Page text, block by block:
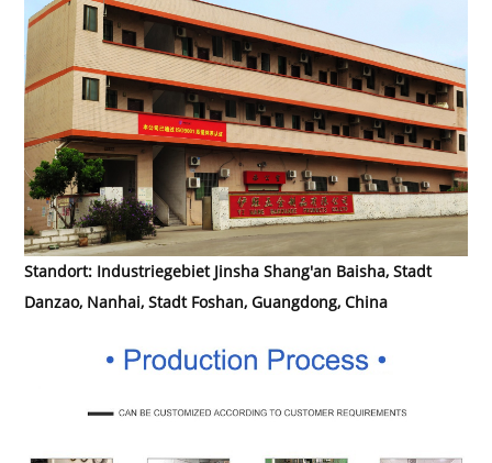
Standort: Industriegebiet Jinsha Shang'an Baisha, Stadt
Danzao, Nanhai, Stadt Foshan, Guangdong, China